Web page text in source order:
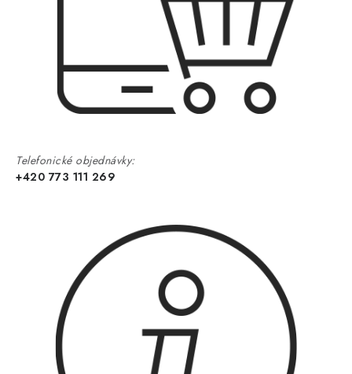
Telefonické objednávky:
+420 773 111 269